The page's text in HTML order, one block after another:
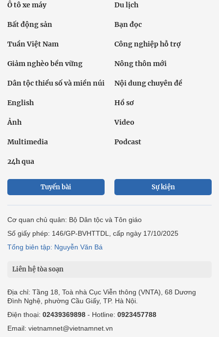
Ô tô xe máy Du lịch
Bất động sản Bạn đọc
Tuần Việt Nam Công nghiệp hỗ trợ
Giảm nghèo bền vững Nông thôn mới
Dân tộc thiểu số và miền núi Nội dung chuyên đề
English Hồ sơ
Ảnh Video
Multimedia Podcast
24h qua
Tuyến bài Sự kiện
Cơ quan chủ quản: Bộ Dân tộc và Tôn giáo
Số giấy phép: 146/GP-BVHTTDL, cấp ngày 17/10/2025
Tổng biên tập: Nguyễn Văn Bá
Liên hệ tòa soạn
Địa chỉ: Tầng 18, Toà nhà Cục Viễn thông (VNTA), 68 Dương
Đình Nghệ, phường Cầu Giấy, TP. Hà Nội.
Điện thoại: 02439369898 - Hotline: 0923457788
Email: vietnamnet@vietnamnet.vn